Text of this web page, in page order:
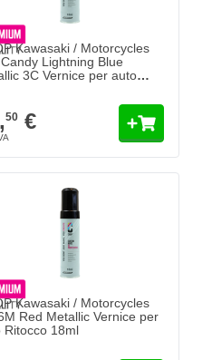
Kawasaki / Motorcycles
Lightning Blue
3C Vernice per auto
50 €
Kawasaki / Motorcycles
Red Metallic Vernice per
Ritocco 18ml